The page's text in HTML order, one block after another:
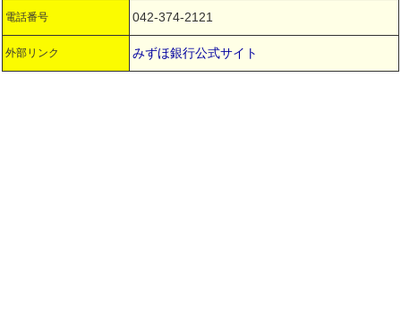
電話番号 042-374-2121
外部リンク みずほ銀行公式サイト